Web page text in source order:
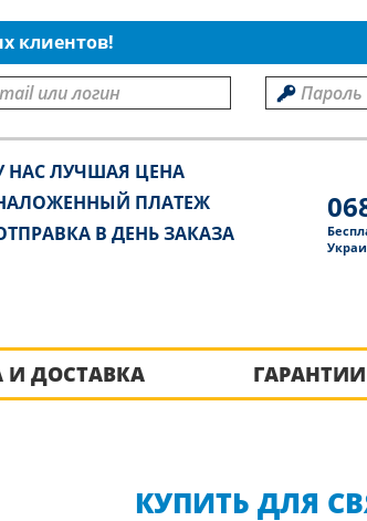
клиентов!
НАС ЛУЧШАЯ ЦЕНА
ПЛАТЕЖ
В ДЕНЬ ЗАКАЗА
И ДОСТАВКА ГАРАНТИИ
КУПИТЬ ДЛЯ